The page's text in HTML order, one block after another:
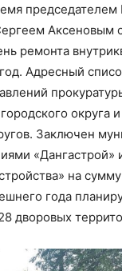
председателем
Аксеновым
ремонта
Адресный
округа
Заключен
на
года
дворовых